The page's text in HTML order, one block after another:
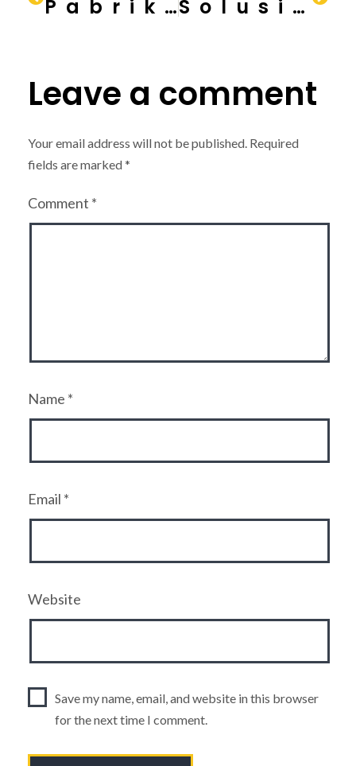
Pabrik Industri Modern untuk Generasi Muda: Solusi dari JhonTraktor Solusi dari JhonTraktor Pabrik Industri Modern
Leave a comment
Your email address will not be published. Required
fields are marked*
Comment *
Name *
Email *
Website
Save my name, email, and website in this browser
for the next time I comment.